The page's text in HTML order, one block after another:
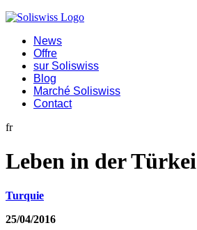
News
Offre
sur Soliswiss
Blog
Marché Soliswiss
Contact
fr
Leben in der Türkei
Turquie
25/04/2016